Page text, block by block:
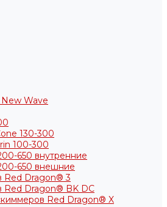
Wave
130-300
100-300
650 внутренние
650 внешние
Red Dragon® 3
Red Dragon® BK DC
Red Dragon® X